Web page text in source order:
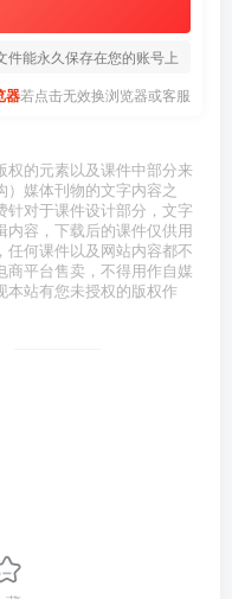
件能永久保存在您的账号上
器若点击无效换浏览器或客服
权的元素以及课件中部分来
）媒体刊物的文字内容之
对于课件设计部分，文字
内容，下载后的课件仅供用
任何课件以及网站内容都不
平台售卖，不得用作自媒
本站有您未授权的版权作